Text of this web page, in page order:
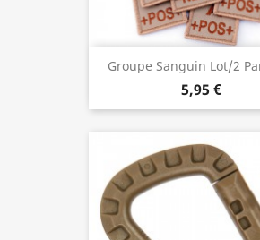
Groupe Sanguin Lot/2
5,95 €